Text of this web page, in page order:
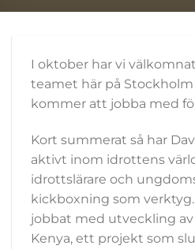
I oktober har vi
teamet här på Stockholm
kommer att jobba med
Kort summerat så har
aktivt inom idrottens
idrottslärare och
kickboxning som
jobbat med utveckling
Kenya, ett projekt som